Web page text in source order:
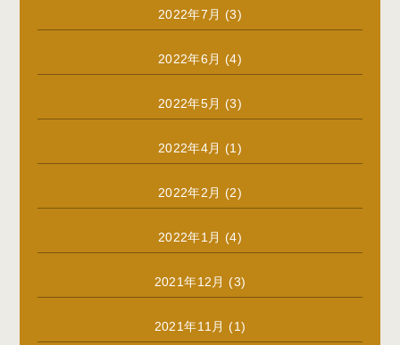
2022年7月 (3)
2022年6月 (4)
2022年5月 (3)
2022年4月 (1)
2022年2月 (2)
2022年1月 (4)
2021年12月 (3)
2021年11月 (1)